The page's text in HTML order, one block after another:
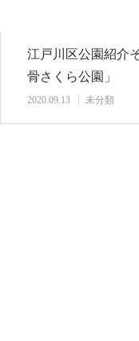
江戸川区公園紹介
骨さくら公園」
2020.09.13 未分類